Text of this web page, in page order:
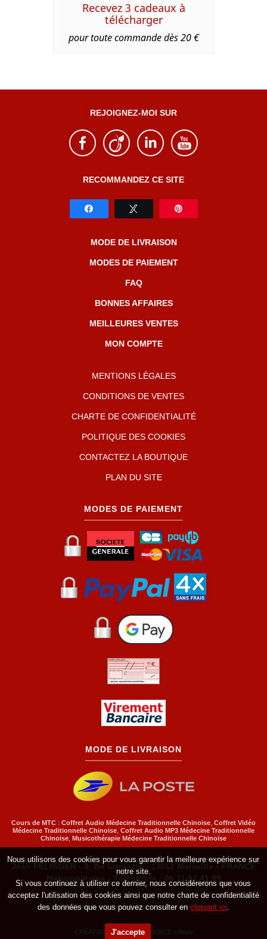
Recevez 3 cadeaux à
télécharger
pour toute commande dès 20 €
REJOIGNEZ-MOI SUR
RECOMMANDEZ CE SITE
MODE DE LIVRAISON
MODES DE PAIEMENT
FAQ
BONNES AFFAIRES
MEILLEURES VENTES
MON COMPTE
MENTIONS LÉGALES
CONDITIONS DE VENTES
CHARTE DE CONFIDENTIALITÉ
POLITIQUE DES COOKIES
CONTACTEZ LA BOUTIQUE
PLAN DU SITE
Nous utilisons des cookies pour vous garantir la meilleure expérience sur
notre site.
Si vous continuez à utiliser ce dernier, nous considérerons que vous
acceptez l'utilisation des cookies ainsi que notre charte de confidentialité
des données que vous pouvez consulter en cliquant ici.
J'accepte
MODES DE PAIEMENT
MODE DE LIVRAISON
Cours de MTC : Coffret Audio Médecine Traditionnelle Chinoise Coffret Vidéo
Médecine Traditionnelle Chinoise Coffret Audio MP3 Médecine Traditionnelle
Chinoise
Musicothérapie Médecine Traditionnelle Chinoise
Jean PÉLISSIER - 9, Bd Garoutte - 13012 Marseille - FRANCE
Métropolitaine - Téléphone : 06 11 57 41 89
Copyright © 2026 Jean Pélissier. Tous droits réservés.
CRÉATION SITE E-COMMERCE crWeb